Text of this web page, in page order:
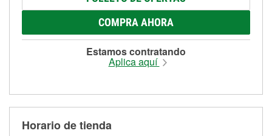
COMPRA AHORA
Estamos contratando
Aplica aquí
Horario de tienda